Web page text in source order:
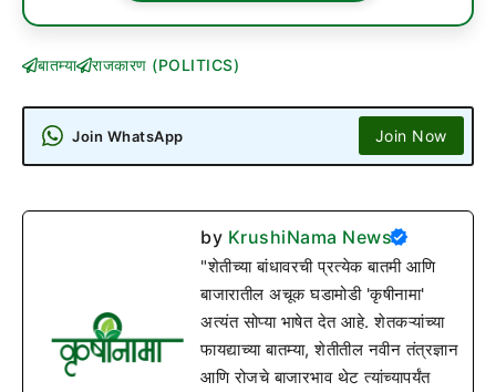
बातम्या राजकारण (POLITICS)
Join WhatsApp Join Now
by KrushiNama News
"शेतीच्या बांधावरची प्रत्येक बातमी आणि
बाजारातील अचूक घडामोडी 'कृषीनामा'
अत्यंत सोप्या भाषेत देत आहे. शेतकऱ्यांच्या
फायद्याच्या बातम्या, शेतीतील नवीन तंत्रज्ञान
आणि रोजचे बाजारभाव थेट त्यांच्यापर्यंत